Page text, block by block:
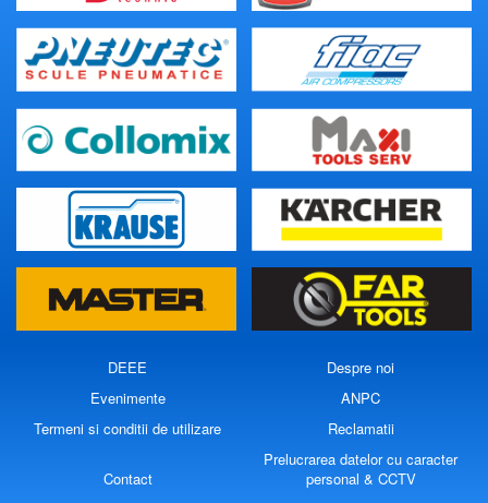
DEEE
Despre noi
Evenimente
ANPC
Termeni si conditii de utilizare
Reclamatii
Contact
Prelucrarea datelor cu caracter
personal & CCTV